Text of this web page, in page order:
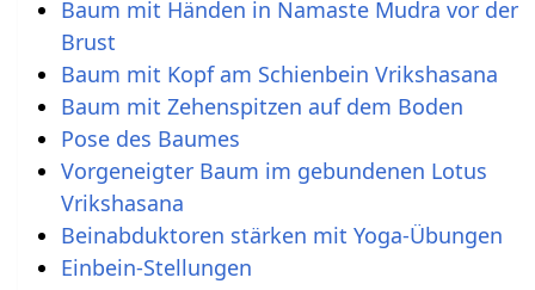
Baum mit Händen in Namaste Mudra vor der
Brust
Baum mit Kopf am Schienbein Vrikshasana
Baum mit Zehenspitzen auf dem Boden
Pose des Baumes
Vorgeneigter Baum im gebundenen Lotus
Vrikshasana
Beinabduktoren stärken mit Yoga-Übungen
Einbein-Stellungen